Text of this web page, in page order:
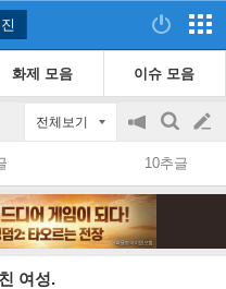
화제 모음 이슈 모음
전체보기
공
지
on/off
검
색
글
쓰
10추글
여성.